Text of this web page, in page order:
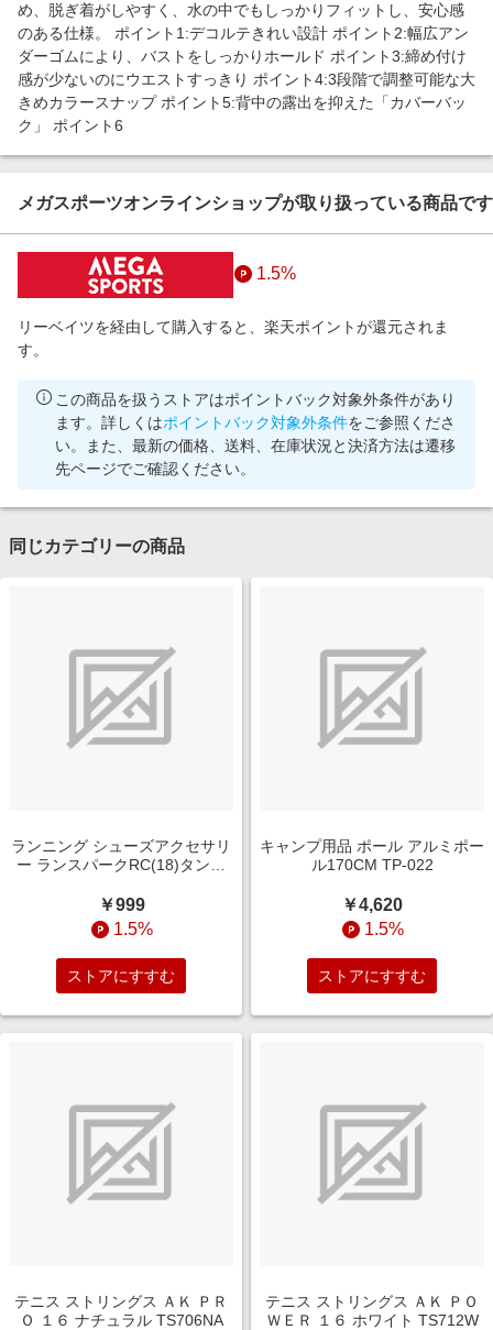
め、脱ぎ着がしやすく、水の中でもしっかりフィットし、安心感
のある仕様。 ポイント1:デコルテきれい設計 ポイント2:幅広アン
ダーゴムにより、バストをしっかりホールド ポイント3:締め付け
感が少ないのにウエストすっきり ポイント4:3段階で調整可能な大
きめカラースナップ ポイント5:背中の露出を抑えた「カバーバッ
ク」 ポイント6
メガスポーツオンラインショップが取り扱っている商品です
1.5%
リーベイツを経由して購入すると、楽天ポイントが還元されま
す。
この商品を扱うストアはポイントバック対象外条件があり
ます。詳しくはポイントバック対象外条件をご参照くださ
い。また、最新の価格、送料、在庫状況と決済方法は遷移
先ページでご確認ください。
同じカテゴリーの商品
ランニング シューズアクセサリ
ー ランスパークRC(18)タンイ
￥999
1.5%
ストアにすすむ
キャンプ用品 ポール アルミポー
ル170CM TP-022
￥4,620
1.5%
ストアにすすむ
テニス ストリングス ＡＫ ＰＲ
Ｏ １６ ナチュラル TS706NA
テニス ストリングス ＡＫ ＰＯ
ＷＥＲ １６ ホワイト TS712W